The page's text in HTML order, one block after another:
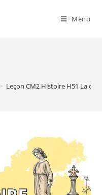
Menu
> Leçon CM2 Histoire H51 La